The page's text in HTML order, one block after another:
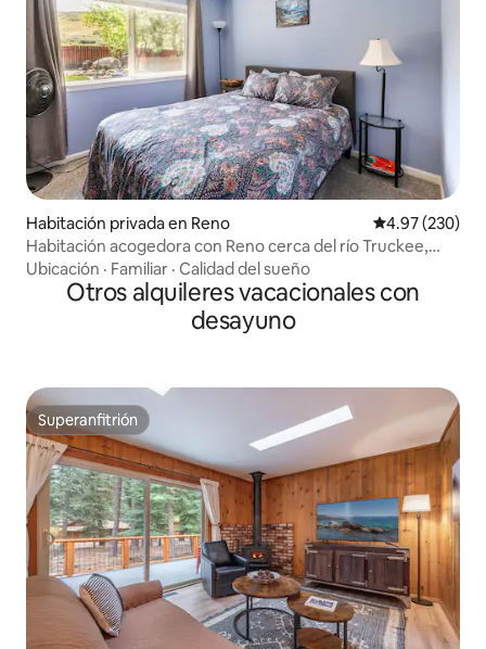
Habitación privada en Reno Calificación
4.97 (230)
Habitación acogedora con Reno cerca del río Truckee,
jacuzzi, 10 $/persona
Ubicación · Familiar · Calidad del sueño
Otros alquileres vacacionales con
desayuno
Superanfitrión
Superanfitrión